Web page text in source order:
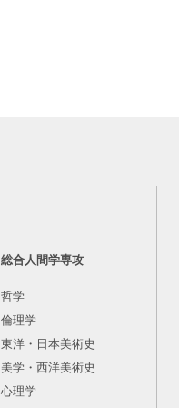
総合人間学専攻
哲学
倫理学
東洋・日本美術史
美学・西洋美術史
心理学